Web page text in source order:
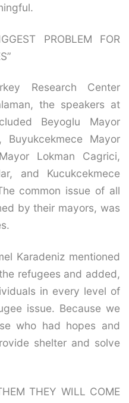
PROBLEM FOR
Research Center
the speakers at
Beyoglu Mayor
Buyukcekmece Mayor
Lokman Cagrici,
and Kucukcekmece
common issue of all
by their mayors, was
Karadeniz mentioned
refugees and added,
in every level of
issue. Because we
who had hopes and
shelter and solve
THEY WILL COME